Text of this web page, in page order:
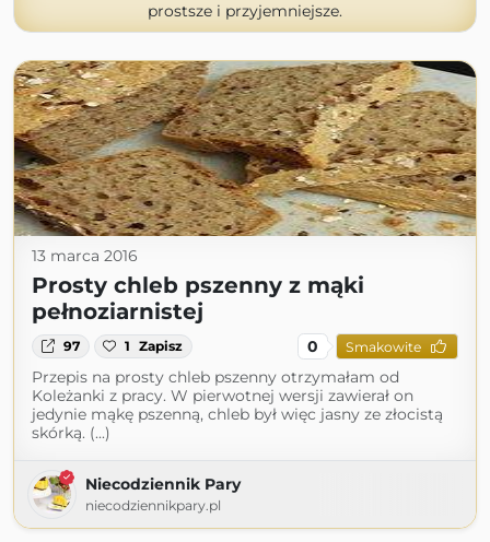
prostsze i przyjemniejsze.
13 marca 2016
Prosty chleb pszenny z mąki
pełnoziarnistej
97 1 Zapisz 0 Smakowite
Przepis na prosty chleb pszenny otrzymałam od
Koleżanki z pracy. W pierwotnej wersji zawierał on
jedynie mąkę pszenną, chleb był więc jasny ze złocistą
skórką. (...)
Niecodziennik Pary
niecodziennikpary.pl